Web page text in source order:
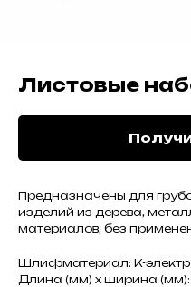
Листовые
Предназначены для
изделий из дерева,
материалов, без
Шлифматериал: K-
Длина (мм) х ширина (мм):